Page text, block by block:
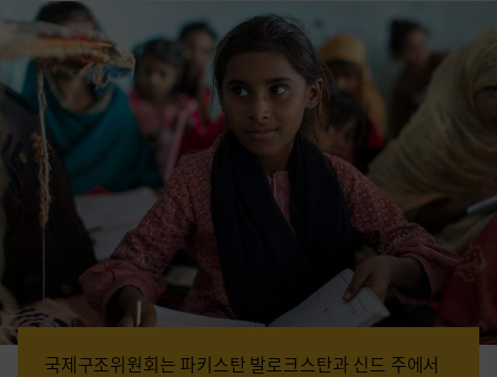
국제구조위원회는 파키스탄 발로크스탄과 신드 주에서